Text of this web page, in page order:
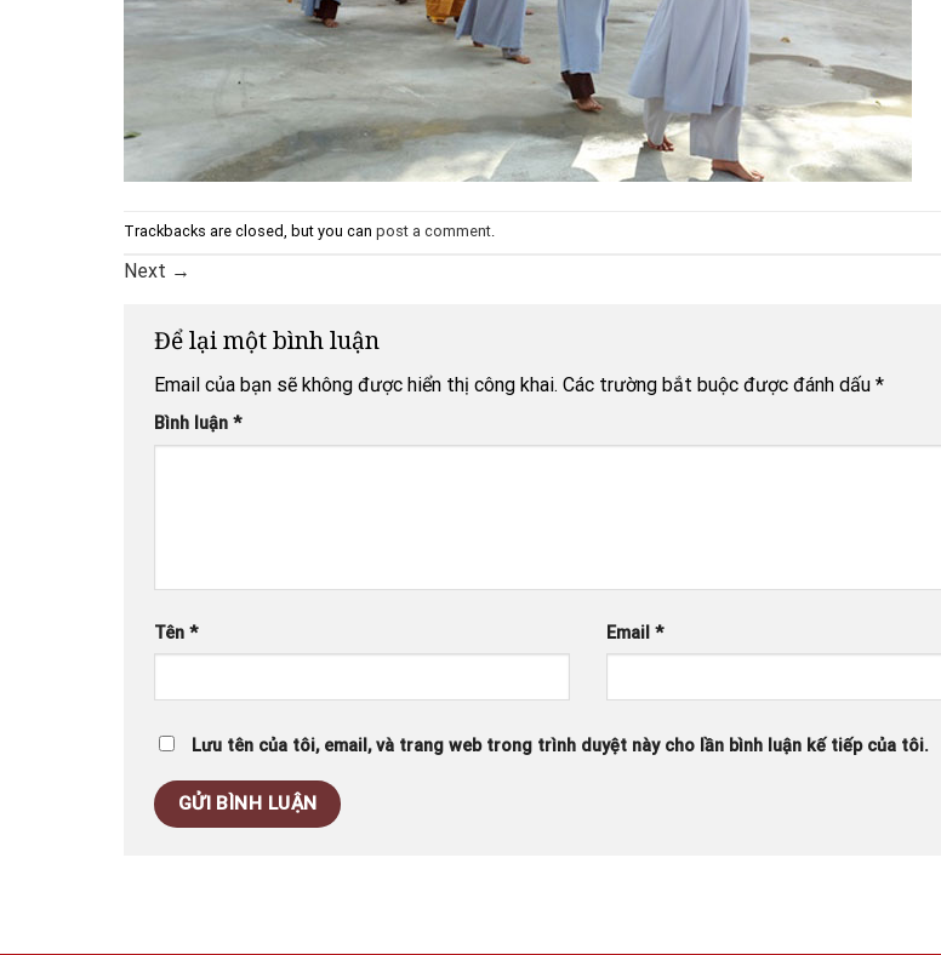
Trackbacks are closed, but you can post a comment
Next →
Để lại một bình luận
Email của bạn sẽ không được hiển thị công khai. Các trường bắt buộc được đánh dấu *
Bình luận *
Tên * Email*
Lưu tên của tôi, email, và trang web trong trình duyệt này cho lần bình luận kế tiếp của tôi.